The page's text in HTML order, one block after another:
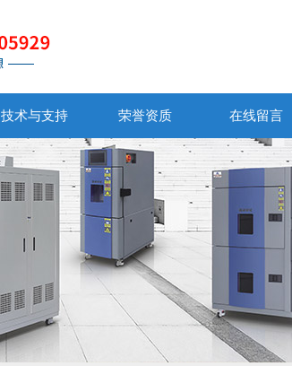
技术与支持 荣誉资质 在线留言